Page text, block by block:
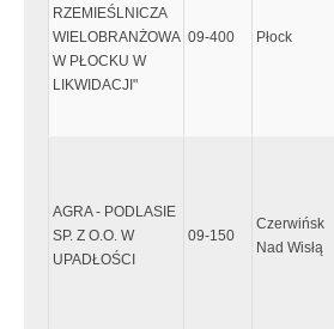
RZEMIEŚLNICZA
WIELOBRANŻOWA
W PŁOCKU W
LIKWIDACJI"
09-400 Płock
AGRA - PODLASIE
SP. Z O.O. W
UPADŁOŚCI
09-150
Czerwińsk
Nad Wisłą